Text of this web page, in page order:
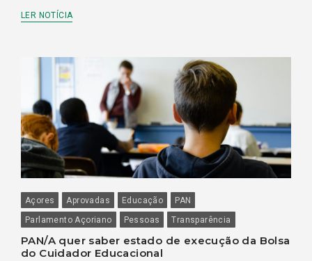
LER NOTÍCIA
Açores Aprovadas Educação
PAN
Parlamento Açoriano
Pessoas Transparência
PAN/A quer saber estado de execução da Bolsa
do Cuidador Educacional